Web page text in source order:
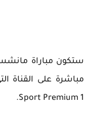
ستكون مباراة
Sport Premium 1.